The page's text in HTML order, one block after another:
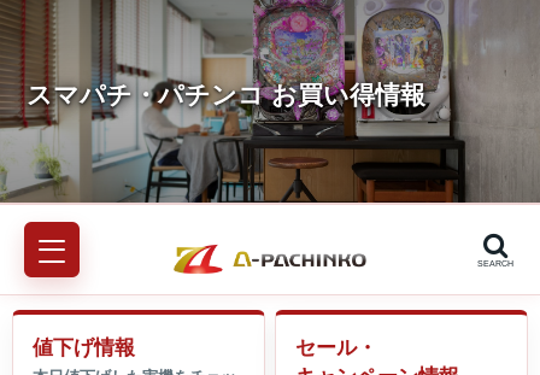
SEARCH
値下げ情報
セール・